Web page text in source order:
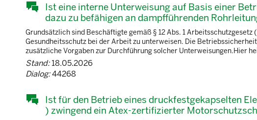
Ist eine interne Unterweisung auf Basis einer
dazu zu befähigen an dampfführenden
Grundsätzlich sind Beschäftigte gemäß § 12 Abs. 1
Gesundheitsschutz bei der Arbeit zu unterweisen. Die
zusätzliche Vorgaben zur Durchführung solcher Unterweisungen.Hier
Stand:18.05.2026
Dialog:44268
Ist für den Betrieb eines druckfestgekapselten
) zwingend ein Atex-zertifizierter